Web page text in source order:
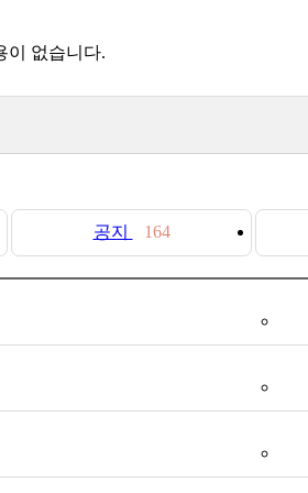
이 없습니다.
공지 164